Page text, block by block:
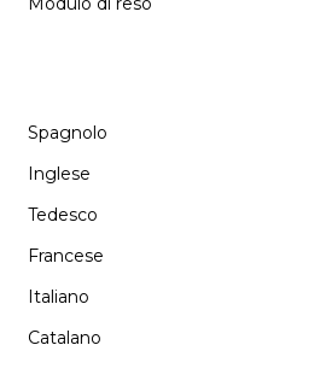
Spagnolo
Inglese
Tedesco
Francese
Italiano
Catalano